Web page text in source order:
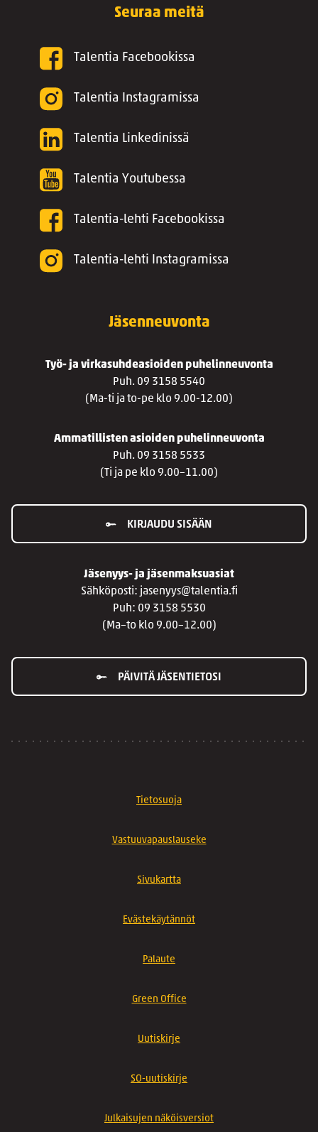
Seuraa meitä
Talentia Facebookissa
Talentia Instagramissa
Talentia Linkedinissä
Talentia Youtubessa
Talentia-lehti Facebookissa
Talentia-lehti Instagramissa
Jäsenneuvonta
Työ- ja virkasuhdeasioiden puhelinneuvonta
Puh. 09 3158 5540
(Ma-ti ja to-pe klo 9.00-12.00)
Ammatillisten asioiden puhelinneuvonta
Puh. 09 3158 5533
(Ti ja pe klo 9.00–11.00)
KIRJAUDU SISÄÄN
Jäsenyys- ja jäsenmaksuasiat
Sähköposti: jasenyys@talentia.fi
Puh: 09 3158 5530
(Ma–to klo 9.00–12.00)
PÄIVITÄ JÄSENTIETOSI
Tietosuoja
Vastuuvapauslauseke
Sivukartta
Evästekäytännöt
Palaute
Green Office
Uutiskirje
SO-uutiskirje
Julkaisujen näköisversiot